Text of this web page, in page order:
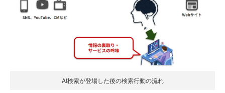
AI検索が登場した後の検索行動の流れ